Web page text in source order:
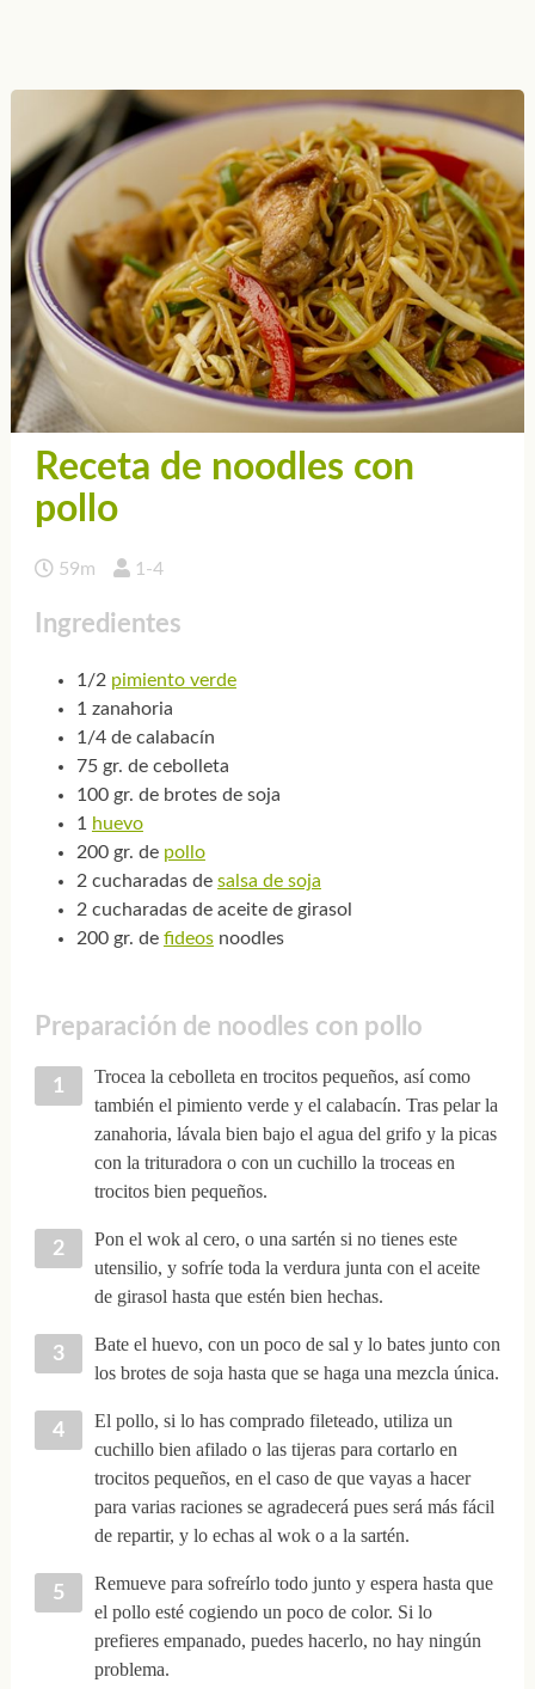
Receta de noodles con
pollo
59m 1-4
Ingredientes
1/2 pimiento verde
1 zanahoria
1/4 de calabacín
75 gr. de cebolleta
100 gr. de brotes de soja
1
huevo
200 gr. de pollo
2 cucharadas de salsa de soja
2 cucharadas de aceite de girasol
200 gr. de fideosnoodles
Preparación de noodles con pollo
Trocea la cebolleta en trocitos pequeños, así como
también el pimiento verde y el calabacín. Tras pelar la
zanahoria, lávala bien bajo el agua del grifo y la picas
con la trituradora o con un cuchillo la troceas en
trocitos bien pequeños.
Pon el wok al cero, o una sartén si no tienes este
utensilio, y sofríe toda la verdura junta con el aceite
de girasol hasta que estén bien hechas.
Bate el huevo, con un poco de sal y lo bates junto con
los brotes de soja hasta que se haga una mezcla única.
El pollo, si lo has comprado fileteado, utiliza un
cuchillo bien afilado o las tijeras para cortarlo en
trocitos pequeños, en el caso de que vayas a hacer
para varias raciones se agradecerá pues será más fácil
de repartir, y lo echas al wok o a la sartén.
Remueve para sofreírlo todo junto y espera hasta que
el pollo esté cogiendo un poco de color. Si lo
prefieres empanado, puedes hacerlo, no hay ningún
problema.